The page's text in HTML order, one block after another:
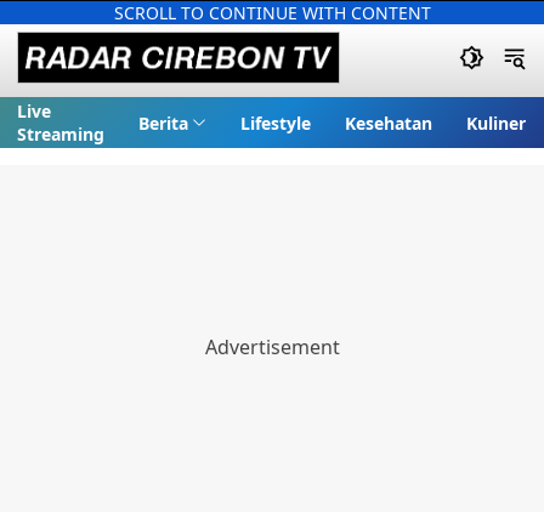
SCROLL TO CONTINUE WITH CONTENT
Live
Streaming
Berita Lifestyle Kesehatan Kuliner